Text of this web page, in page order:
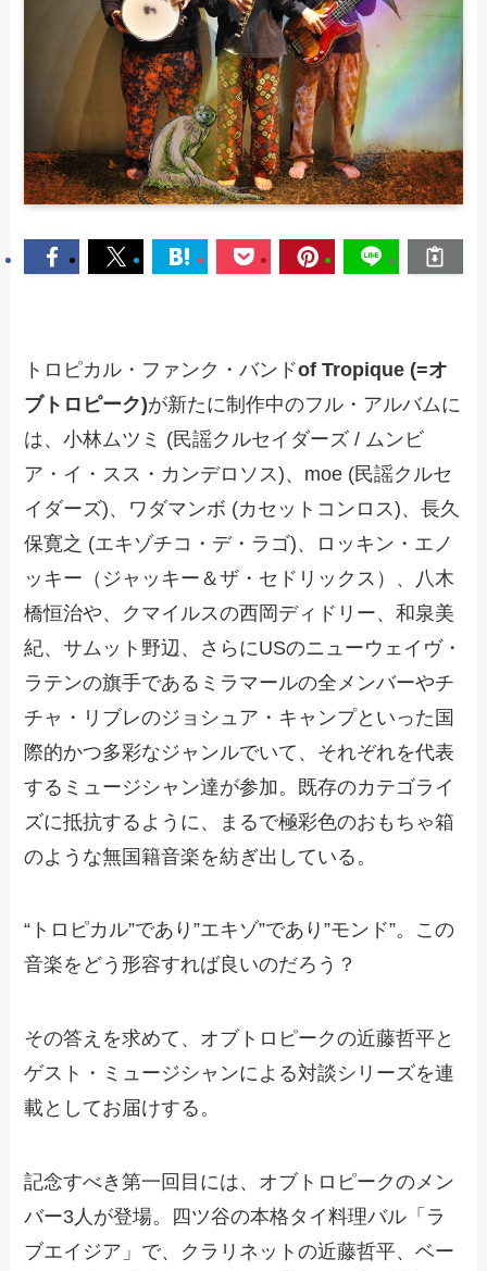
トロピカル・ファンク・バンドof Tropique (=オ
ブトロピーク)が新たに制作中のフル・アルバムに
は、小林ムツミ (民謡クルセイダーズ / ムンビ
ア・イ・スス・カンデロソス)、moe (民謡クルセ
イダーズ)、ワダマンボ (カセットコンロス)、長久
保寛之 (エキゾチコ・デ・ラゴ)、ロッキン・エノ
ッキー（ジャッキー＆ザ・セドリックス）、八木
橋恒治や、クマイルスの西岡ディドリー、和泉美
紀、サムット野辺、さらにUSのニューウェイヴ・
ラテンの旗手であるミラマールの全メンバーやチ
チャ・リブレのジョシュア・キャンプといった国
際的かつ多彩なジャンルでいて、それぞれを代表
するミュージシャン達が参加。既存のカテゴライ
ズに抵抗するように、まるで極彩色のおもちゃ箱
のような無国籍音楽を紡ぎ出している。
“トロピカル”であり”エキゾ”であり”モンド”。この
音楽をどう形容すれば良いのだろう？
その答えを求めて、オブトロピークの近藤哲平と
ゲスト・ミュージシャンによる対談シリーズを連
載としてお届けする。
記念すべき第一回目には、オブトロピークのメン
バー3人が登場。四ツ谷の本格タイ料理バル「ラ
ブエイジア」で、クラリネットの近藤哲平、ベー